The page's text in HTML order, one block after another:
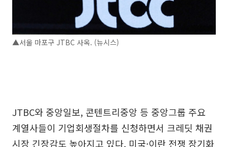
▲서울 마포구 JTBC 사옥. (뉴시스)
JTBC와 중앙일보, 콘텐트리중앙 등 중앙그룹 주요
계열사들이 기업회생절차를 신청하면서 크레딧 채권
시장 긴장감도 높아지고 있다. 미국·이란 전쟁 장기화